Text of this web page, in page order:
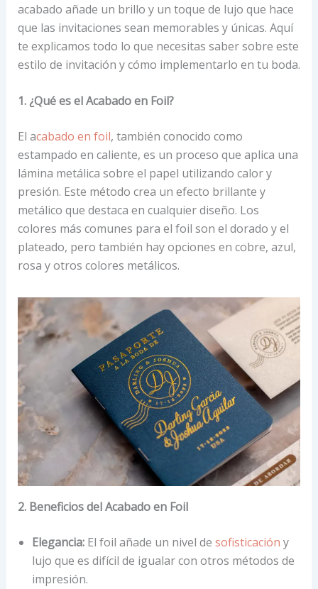
acabado añade un brillo y un toque de lujo que hace
que las invitaciones sean memorables y únicas. Aquí
te explicamos todo lo que necesitas saber sobre este
estilo de invitación y cómo implementarlo en tu boda.
1. ¿Qué es el Acabado en Foil?
El acabado en foil, también conocido como
estampado en caliente, es un proceso que aplica una
lámina metálica sobre el papel utilizando calor y
presión. Este método crea un efecto brillante y
metálico que destaca en cualquier diseño. Los
colores más comunes para el foil son el dorado y el
plateado, pero también hay opciones en cobre, azul,
rosa y otros colores metálicos.
2. Beneficios del Acabado en Foil
Elegancia:El foil añade un nivel de sofisticación y
lujo que es difícil de igualar con otros métodos de
impresión.